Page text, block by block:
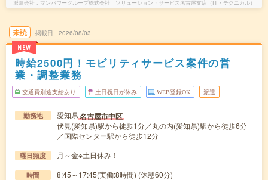
派遣会社 マンパワーグループ株式会社 ソリューション・サービス名古屋支店（IT・テクニカル）
未読
NEW
掲載日 2026/08/03
時給2500円！モビリティサービス案件の営
業・調整業務
交通費別途支給あり 土日祝日が休み WEB登録OK 派遣
勤務地 愛知県名古屋市中区
伏見(愛知県)駅から徒歩1分／丸の内(愛知県)駅から徒歩6分
／国際センター駅から徒歩12分
曜日頻度 月～金※土日休み！
時間 8:45～17:45(実働:8時間) (休憩60分)